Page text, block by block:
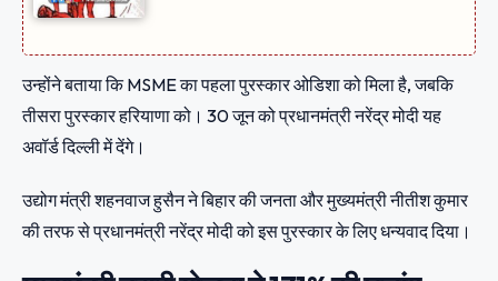
उन्होंने बताया कि MSME का पहला पुरस्कार ओडिशा को मिला है, जबकि
तीसरा पुरस्कार हरियाणा को। 30 जून को प्रधानमंत्री नरेंद्र मोदी यह
अवॉर्ड दिल्ली में देंगे।
उद्योग मंत्री शहनवाज हुसैन ने बिहार की जनता और मुख्यमंत्री नीतीश कुमार
की तरफ से प्रधानमंत्री नरेंद्र मोदी को इस पुरस्कार के लिए धन्यवाद दिया।